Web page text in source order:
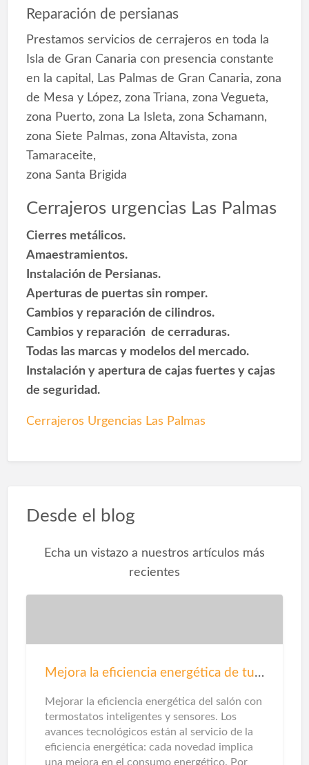
Reparación de persianas
Prestamos servicios de cerrajeros en toda la
Isla de Gran Canaria con presencia constante
en la capital, Las Palmas de Gran Canaria, zona
de Mesa y López, zona Triana, zona Vegueta,
zona Puerto, zona La Isleta, zona Schamann,
zona Siete Palmas, zona Altavista, zona
Tamaraceite,
zona Santa Brigida
Cerrajeros urgencias Las Palmas
Cierres metálicos.
Amaestramientos.
Instalación de Persianas.
Aperturas de puertas sin romper.
Cambios y reparación de cilindros.
Cambios y reparación de cerraduras.
Todas las marcas y modelos del mercado.
Instalación y apertura de cajas fuertes y cajas
de seguridad.
Cerrajeros Urgencias Las Palmas
Desde el blog
Echa un vistazo a nuestros artículos más
recientes
Mejora la eficiencia energética de tu salón
Mejorar la eficiencia energética del salón con
termostatos inteligentes y sensores. Los
avances tecnológicos están al servicio de la
eficiencia energética: cada novedad implica
una mejora en el consumo energético. Por